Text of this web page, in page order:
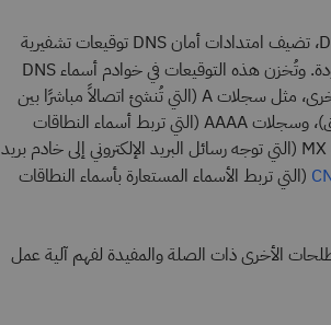
للمساعدة على تأمين DNS، تضيف امتدادات أمان DNS توقيعات تشفيرية
الموجودة. وتُخزن هذه التوقيعات في خوادم أسماء DNS
مع أنواع سجلات DNS أخرى، مثل سجلات A (التي تُنشئ اتصالاً مباشرًا بين
عنوان IPv4 واسم النطاق)، وسجلات AAAA (التي تربط أسماء النطاقات
بعناوين IPv6)، وسجلات MX (التي توجه رسائل البريد الإلكتروني إلى خادم بريد
(التي تربط الأسماء المستعارة بأسماء النطاقات
الأخرى ذات الصلة والمفيدة لفهم آلية عمل